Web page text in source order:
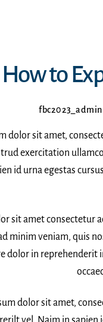
How to
fbc2023_admin
dolor sit amet,
exercitation
id urna egestas
sit amet consectetur
minim veniam, quis
dolor in
dolor sit amet,